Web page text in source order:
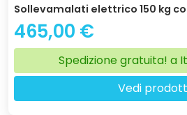
Sollevamalati elettrico 150 kg
465,00 €
Spedizione gratuita! a
Vedi